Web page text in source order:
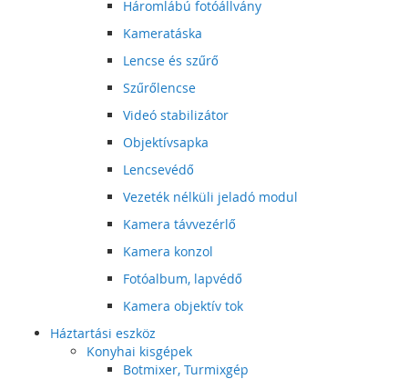
Háromlábú fotóállvány
Kameratáska
Lencse és szűrő
Szűrőlencse
Videó stabilizátor
Objektívsapka
Lencsevédő
Vezeték nélküli jeladó modul
Kamera távvezérlő
Kamera konzol
Fotóalbum, lapvédő
Kamera objektív tok
Háztartási eszköz
Konyhai kisgépek
Botmixer, Turmixgép